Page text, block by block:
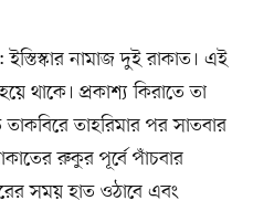
ইস্তিস্কার নামাজ দুই রাকাত। এই
থাকে। প্রকাশ্য কিরাতে তা
তাহরিমার পর সাতবার
রুকুর পূর্বে পাঁচবার
সময় হাত ওঠাবে এবং